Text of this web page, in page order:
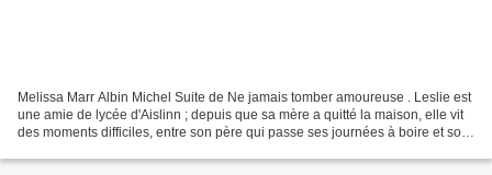
Melissa Marr Albin Michel Suite de Ne jamais tomber amoureuse . Leslie est
une amie de lycée d'Aislinn ; depuis que sa mère a quitté la maison, elle vit
des moments difficiles, entre son père qui passe ses journées à boire et son